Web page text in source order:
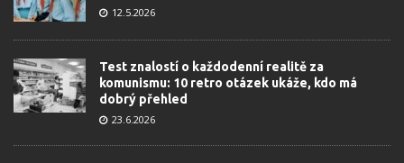
12.5.2026
Test znalostí o každodenní realitě za
komunismu: 10 retro otázek ukáže, kdo má
dobrý přehled
23.6.2026